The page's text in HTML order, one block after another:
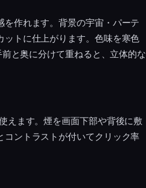
作れます。背景の宇宙・パーテ
ットに仕上がります。色味を寒色
と奥に分けて重ねると、立体的な
えます。煙を画面下部や背後に敷
コントラストが付いてクリック率